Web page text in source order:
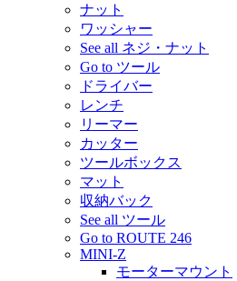
ナット
ワッシャー
See all ネジ・ナット
Go to ツール
ドライバー
レンチ
リーマー
カッター
ツールボックス
マット
収納バック
See all ツール
Go to ROUTE 246
MINI-Z
モーターマウント